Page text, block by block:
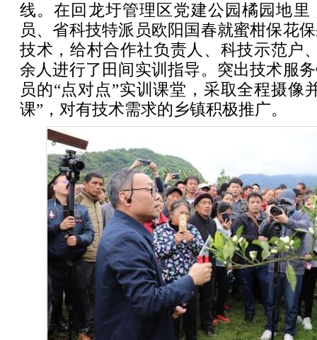
线。在回龙圩管理区党建公园橘园地里
员、省科技特派员欧阳国春就蜜柑保花
技术，给村合作社负责人、科技示范户
余人进行了田间实训指导。突出技术服
员的“点对点”实训课堂，采取全程摄像
课”，对有技术需求的乡镇积极推广。